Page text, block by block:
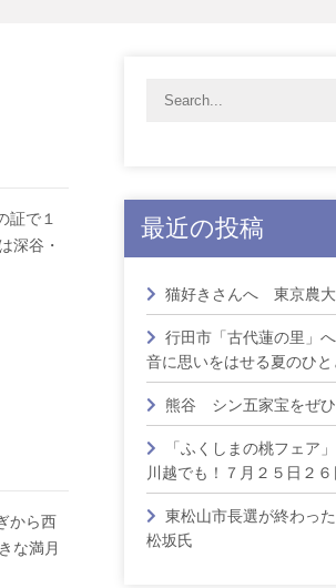
証で１
深谷・
から西
な満月
最近の投稿
猫好きさんへ 東京農大
行田市「古代蓮の里」
音に思いをはせる夏のひと
熊谷 シン五家宝をぜひ
「ふくしまの桃フェア
川越でも！７月２５日２６
東松山市長選が終わっ
松坂氏